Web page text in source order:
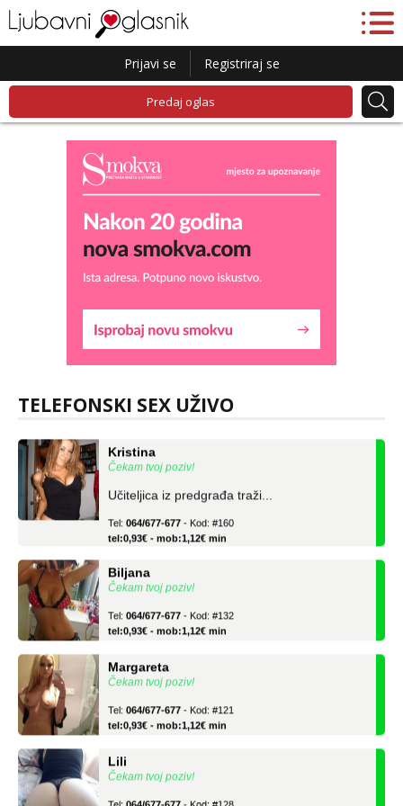
Prijavi se Registriraj se
Predaj oglas
TELEFONSKI SEX UŽIVO
Liliana
tel:0,93€ - mob:1,12€ min
Čekam tvoj poziv!
tel:0,93€ - mob:1,12€ min
Čekam tvoj poziv!
tel:0,93€ - mob:1,12€ min
Čekam tvoj poziv!
tel:0,93€ - mob:1,12€ min
Čekam tvoj poziv!